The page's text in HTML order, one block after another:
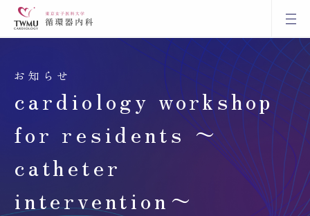
お知らせ
cardiology workshop
for residents 〜
catheter
intervention〜